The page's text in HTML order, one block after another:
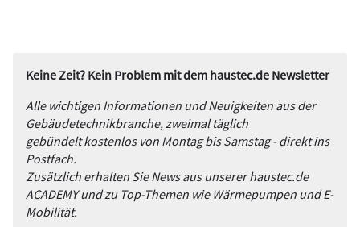
Keine Zeit? Kein Problem mit dem haustec.de Newsletter
Alle wichtigen Informationen und Neuigkeiten aus der
Gebäudetechnikbranche, zweimal täglich
gebündelt kostenlos von Montag bis Samstag - direkt ins
Postfach.
Zusätzlich erhalten Sie News aus unserer haustec.de
ACADEMY und zu Top-Themen wie Wärmepumpen und E-
Mobilität.